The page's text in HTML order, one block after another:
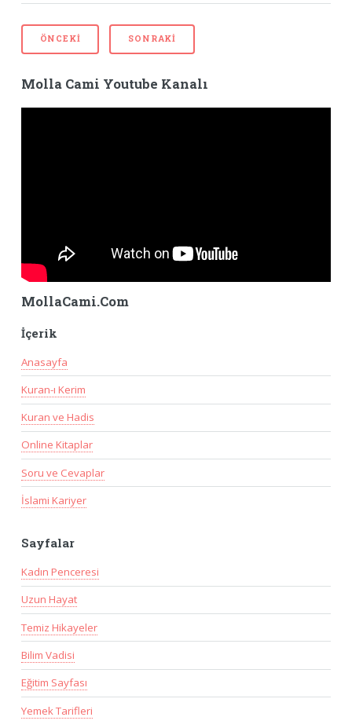
ÖNCEKI SONRAKI
Molla Cami Youtube Kanalı
MollaCami.Com
İçerik
Anasayfa
Kuran-ı Kerim
Kuran ve Hadis
Online Kitaplar
Soru ve Cevaplar
İslami Kariyer
Sayfalar
Kadın Penceresi
Uzun Hayat
Temiz Hikayeler
Bilim Vadisi
Eğitim Sayfası
Yemek Tarifleri